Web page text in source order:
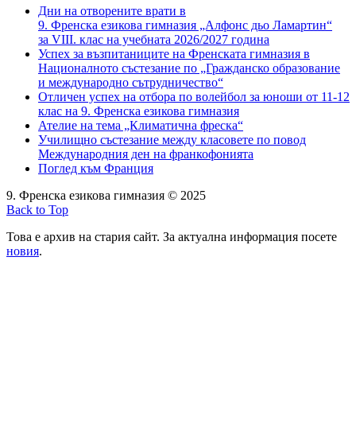
Дни на отворените врати в
9. Френска езикова гимназия „Алфонс дьо Ламартин“
за VIII. клас на учебната 2026/2027 година
Успех за възпитаниците на Френската гимназия в
Националното състезание по „Гражданско образование
и международно сътрудничество“
Отличен успех на отбора по волейбол за юноши от 11-12
клас на 9. Френска езикова гимназия
Ателие на тема „Климатична фреска“
Училищно състезание между класовете по повод
Международния ден на франкофонията
Поглед към Франция
9. Френска езикова гимназия © 2025
Back to Top
Това е архив на стария сайт. За актуална информация посете
новия.